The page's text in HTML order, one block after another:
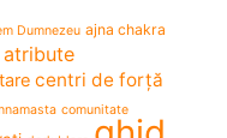
Dumnezeu ajna chakra
atribute
centri de forță
comunitate